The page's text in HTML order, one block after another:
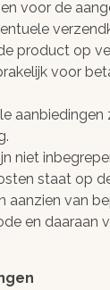
voor de
product op
voor
niet
staat op
aanzien van
en daaraan